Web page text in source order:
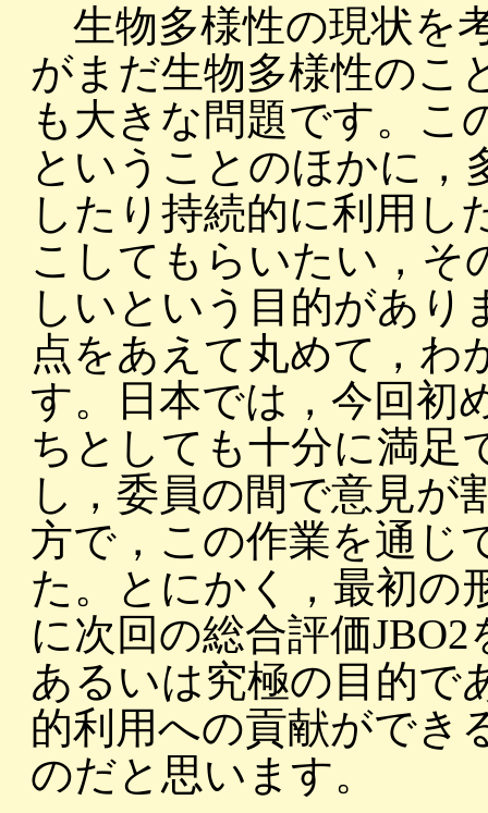
生物多様性の現状を
がまだ生物多様性のこ
も大きな問題です。こ
ということのほかに，
したり持続的に利用し
こしてもらいたい，そ
しいという目的があり
点をあえて丸めて，わ
す。日本では，今回初
ちとしても十分に満足
し，委員の間で意見が
方で，この作業を通じ
た。とにかく，最初の
に次回の総合評価
あるいは究極の目的で
的利用への貢献ができ
のだと思います。